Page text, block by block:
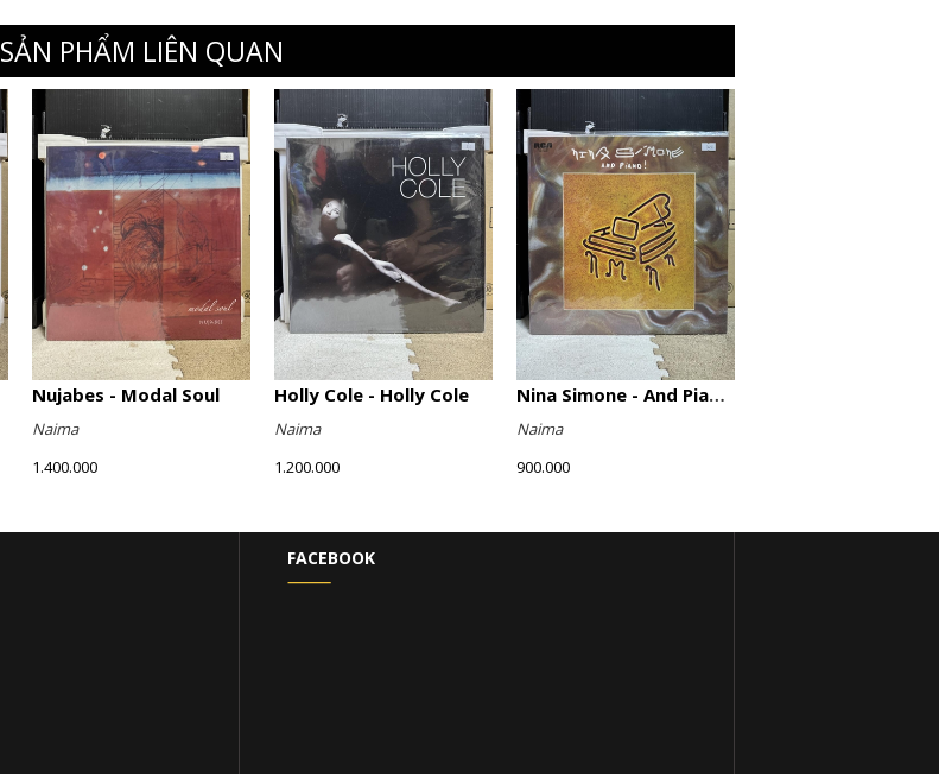
SẢN PHẨM LIÊN QUAN
Nujabes - Modal Soul
Naima
1.400.000
Holly Cole - Holly Cole
Naima
1.200.000
Nina Simone - And Piano!
Naima
900.000
FACEBOOK